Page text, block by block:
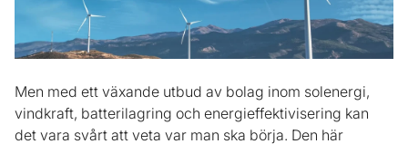
Men med ett växande utbud av bolag inom solenergi,
vindkraft, batterilagring och energieffektivisering kan
det vara svårt att veta var man ska börja. Den här